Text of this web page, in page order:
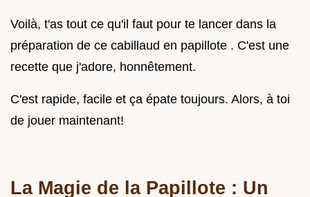
Voilà, t'as tout ce qu'il faut pour te lancer dans la
préparation de ce cabillaud en papillote . C'est une
recette que j'adore, honnêtement.
C'est rapide, facile et ça épate toujours. Alors, à toi
de jouer maintenant!
La Magie de la Papillote : Un